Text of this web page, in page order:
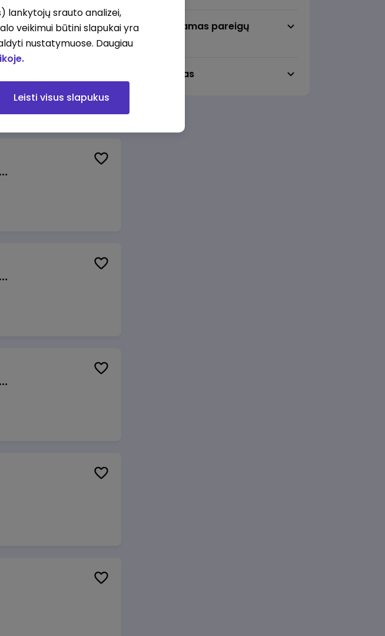
term - 1.5 years)
Veiklos užtikrinimo ir atitikties vyr. ekspertas (-ė) (Radviliškis) (Radviliškis, LT)
Veiklos užtikrinimo ir atitikties vyr. ekspertas (-ė) (Kaunas) (Kaunas, LT)
Veiklos užtikrinimo ir atitikties vyr. ekspertas (-ė) (Klaipėda) (Klaipėda, LT)
Pageidaujamas pareigų
Darbo laikas
lankytojų srauto analizei,
veikimui būtini slapukai yra
nustatymuose. Daugiau
Leisti visus slapukus